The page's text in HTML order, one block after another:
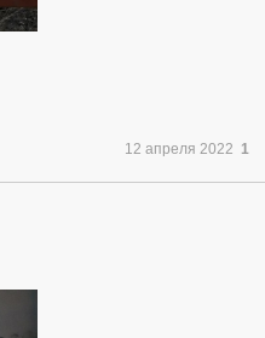
12 апреля 2022 1